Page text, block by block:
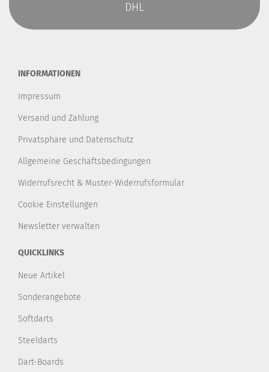
DHL
INFORMATIONEN
Impressum
Versand und Zahlung
Privatsphäre und Datenschutz
Allgemeine Geschäftsbedingungen
Widerrufsrecht & Muster-Widerrufsformular
Cookie Einstellungen
Newsletter verwalten
QUICKLINKS
Neue Artikel
Sonderangebote
Softdarts
Steeldarts
Dart-Boards